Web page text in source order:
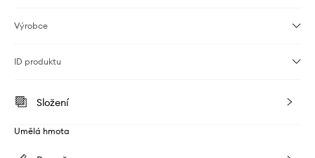
Výrobce
ID produktu
Složení
Umělá hmota